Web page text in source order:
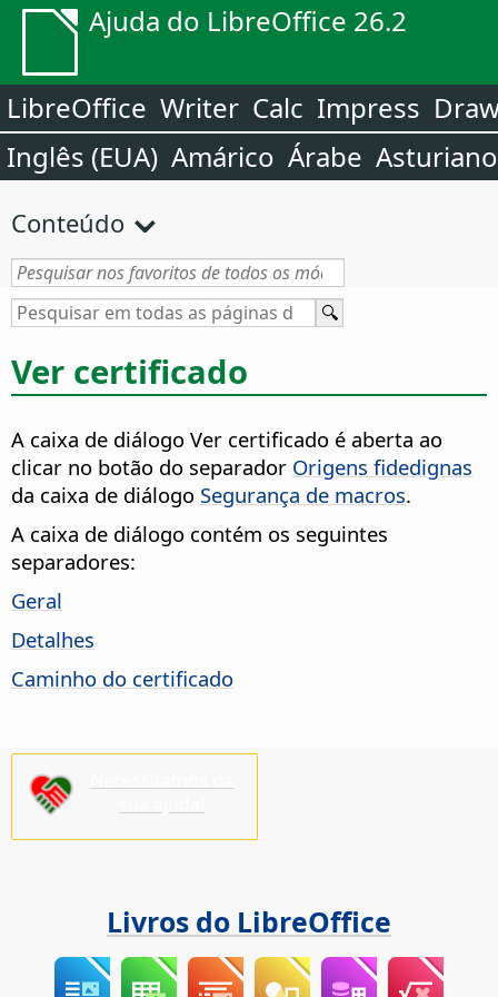
Ajuda do LibreOffice 26.2
LibreOffice Writer Calc Impress
Inglês (EUA) Amárico Árabe Asturiano
Conteúdo
Ver certificado
A caixa de diálogo Ver certificado é aberta ao
clicar no botão do separador Origens fidedignas
da caixa de diálogo Segurança de macros.
A caixa de diálogo contém os seguintes
separadores:
Geral
Detalhes
Caminho do certificado
Livros do LibreOffice